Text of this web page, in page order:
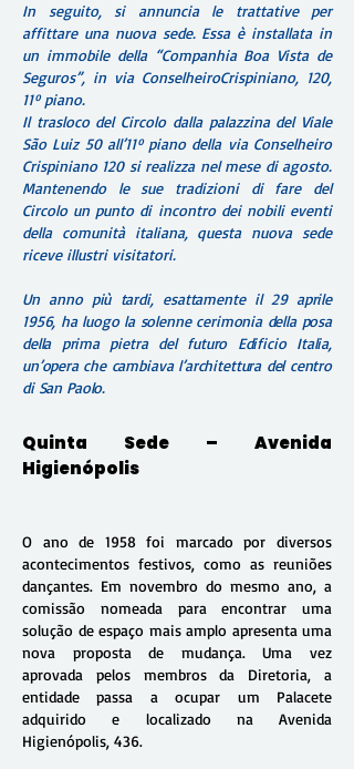
In seguito, si annuncia le trattative per
affittare una nuova sede. Essa è installata in
un immobile della “Companhia Boa Vista de
Seguros”, in via ConselheiroCrispiniano, 120,
11º piano.
Il trasloco del Circolo dalla palazzina del Viale
São Luiz 50 all’11º piano della via Conselheiro
Crispiniano 120 si realizza nel mese di agosto.
Mantenendo le sue tradizioni di fare del
Circolo un punto di incontro dei nobili eventi
della comunità italiana, questa nuova sede
riceve illustri visitatori.
Un anno più tardi, esattamente il 29 aprile
1956, ha luogo la solenne cerimonia della posa
della prima pietra del futuro Edificio Italia,
un’opera che cambiava l’architettura del centro
di San Paolo.
Quinta Sede – Avenida
Higienópolis
O ano de 1958 foi marcado por diversos
acontecimentos festivos, como as reuniões
dançantes. Em novembro do mesmo ano, a
comissão nomeada para encontrar uma
solução de espaço mais amplo apresenta uma
nova proposta de mudança. Uma vez
aprovada pelos membros da Diretoria, a
entidade passa a ocupar um Palacete
adquirido e localizado na Avenida
Higienópolis, 436.